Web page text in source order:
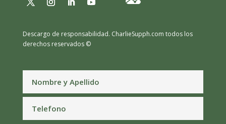
Descargo de responsabilidad. CharlieSupph.com todos los
derechos reservados ©